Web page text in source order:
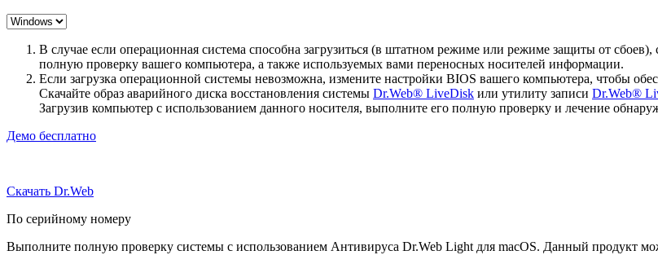
В случае если операционная система способна загрузиться (в штатном режиме или режиме защиты от
полную проверку вашего компьютера, а также используемых вами переносных носителей информации.
Если загрузка операционной системы невозможна, измените настройки BIOS вашего компьютера, чтобы
Скачайте образ аварийного диска восстановления системы Dr.Web® LiveDisk или утилиту записи Dr.Web®
Загрузив компьютер с использованием данного носителя, выполните его полную проверку и лечение
Демо бесплатно
Скачать Dr.Web
По серийному номеру
Выполните полную проверку системы с использованием Антивируса Dr.Web Light для macOS. Данный продукт